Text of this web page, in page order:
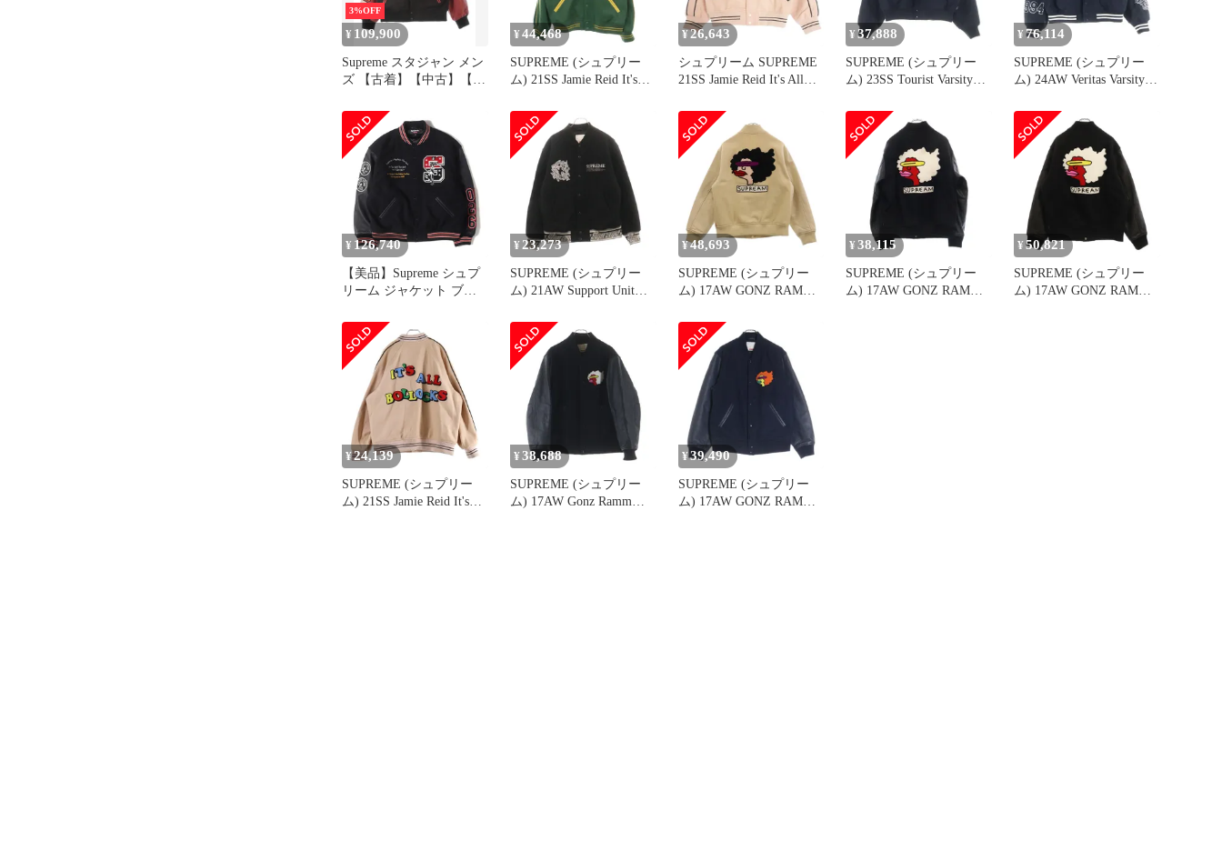
3%OFF
¥ 109,900
Supreme スタジャン メン
ズ 【古着】【中古】【送
¥ 44,468
SUPREME (シュプリー
ム) 21SS Jamie Reid It's
ジェイミー リード イッ
ツ オール ボロックス バ
ーシティ ジャケット
¥26,643
シュプリーム SUPREME
21SS Jamie Reid It's All
ーシティージャケット ス
タジャン S ピンク
¥ 37,888
SUPREME (シュプリー
ム) 23SS Tourist Varsity
シティ ジャケット ブラ
ック
¥76,114
SUPREME (シュプリー
ム) 24AW Veritas Varsity
ット スタジャン ブラッ
ク
¥ 126,740
【美品】Supreme シュプ
リーム ジャケット ブラ
24AW HYSTERIC
GLAMOUR 袖レザー メ
ルトン バーシティジャケ
ット / スタジャン (Varsity
Jacket) | アウター | コラボ
【中古】
¥ 23,273
SUPREME (シュプリー
ム) 21AW Support Unit
ン 刺繍 サポート ユニッ
ト バーシティー スタジ
ャン ジャケット ブラッ
¥48,693
SUPREME (シュプリー
ム) 17AW GONZ RAMM
マークゴンザレス スタジ
ャン ジャケット ベージ
ュ
¥ 38,115
SUPREME (シュプリー
ム) 17AW GONZ RAMM
¥ 50,821
SUPREME (シュプリー
ム) 17AW GONZ RAMM
¥24,139
SUPREME (シュプリー
ム) 21SS Jamie Reid It's
¥ 38,688
SUPREME (シュプリー
ム) 17AW Gonz Ramm
¥39,490
SUPREME (シュプリー
ム) 17AW GONZ RAMM